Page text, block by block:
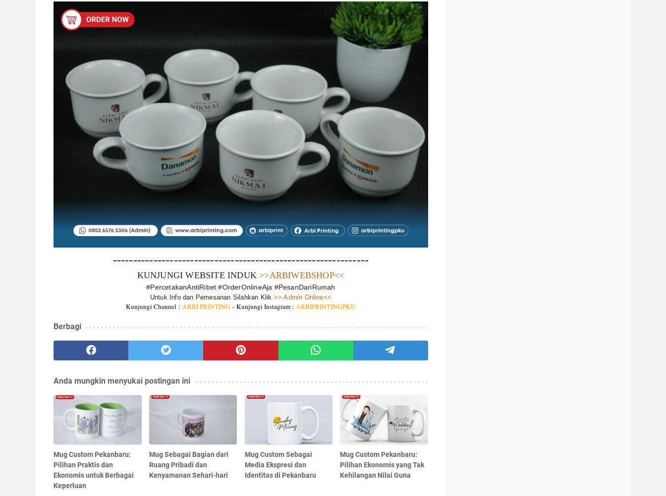
---------------------------------------------------------------
KUNJUNGI WEBSITE INDUK >>ARBIWEBSHOP<<
#PercetakanAntiRibet #OrderOnlineAja #PesanDariRumah
Untuk Info dan Pemesanan Silahkan Klik >> Admin Online<<
Kunjungi Channel : ARBI PRINTING - Kunjungi Instagram : ARBIPRINTINGPKU
Berbagi
Anda mungkin menyukai postingan ini
Mug Custom Pekanbaru:
Pilihan Praktis dan
Ekonomis untuk Berbagai
Keperluan
Mug Sebagai Bagian dari
Ruang Pribadi dan
Kenyamanan Sehari-hari
Mug Custom Sebagai
Media Ekspresi dan
Identitas di Pekanbaru
Mug Custom Pekanbaru:
Pilihan Ekonomis yang Tak
Kehilangan Nilai Guna